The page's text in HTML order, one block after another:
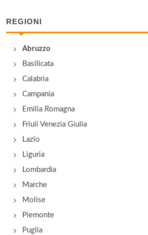
corso Umberto 395, Montesilvano
REGIONI
Abruzzo
Basilicata
Calabria
Campania
Emilia Romagna
Friuli Venezia Giulia
Lazio
Liguria
Lombardia
Marche
Molise
Piemonte
Puglia